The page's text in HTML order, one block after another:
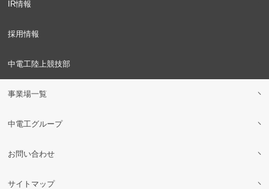
IR情報
採用情報
中電工陸上競技部
事業場一覧
中電工グループ
お問い合わせ
サイトマップ